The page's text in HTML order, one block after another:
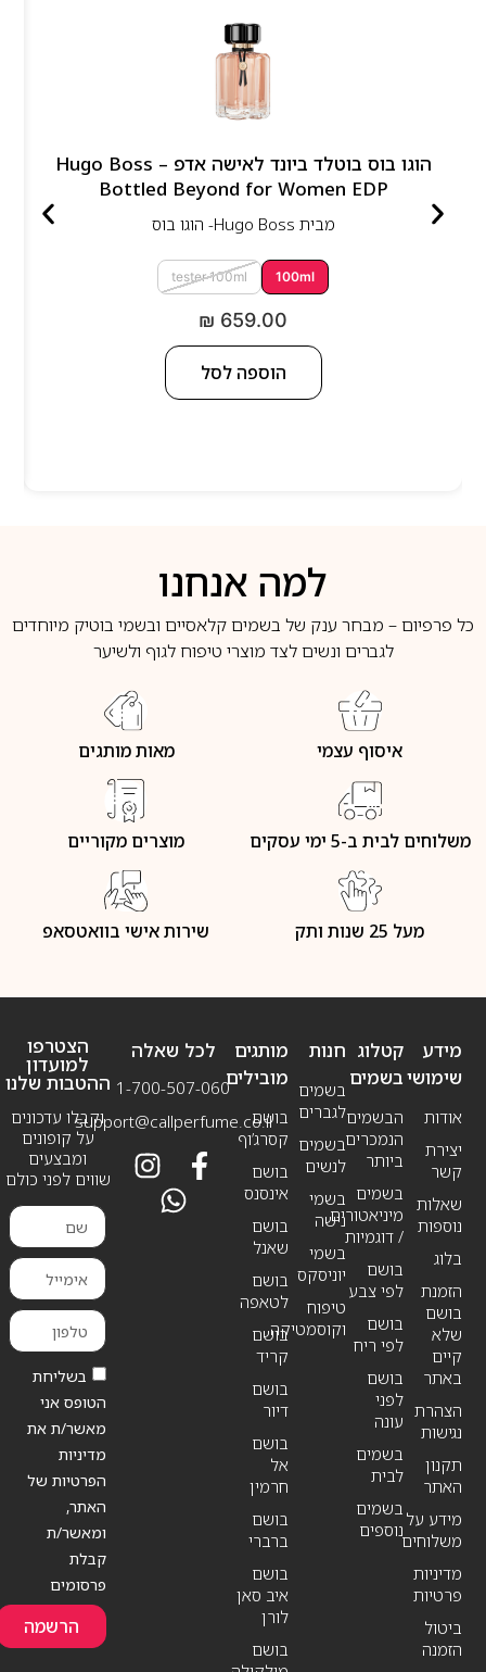
הוגו בוס בוטלד ביונד לאישה אדפ – Hugo Boss
Bottled Beyond for Women EDP
מבית Hugo Boss- הוגו בוס
100ml
tester 100ml
₪ 659.00
הוספה לסל
למה אנחנו
כל פרפיום – מבחר ענק של בשמים קלאסיים ובשמי בוטיק מיוחדים
לגברים ונשים לצד מוצרי טיפוח לגוף ולשיער
איסוף עצמי מאות מותגים
משלוחים לבית ב-5 ימי עסקים מוצרים מקוריים
מעל 25 שנות ותק שירות אישי בוואטסאפ
מידע
שימושי
אודות
יצירת
קשר
שאלות
נוספות
בלוג
הזמנת
בושם
שלא
קיים
באתר
הצהרת
נגישות
תקנון
האתר
מידע על
משלוחים
מדיניות
פרטיות
ביטול
הזמנה
חנות
בשמים
לגברים
בשמים
לנשים
בשמי
נישה
בשמי
יוניסקס
טיפוח
וקוסמטיקה
קטלוג
בשמים
הבשמים
הנמכרים
ביותר
בשמים
מיניאטורים
/ דוגמיות
בושם
לפי צבע
בושם
לפי ריח
בושם
לפני
עונה
בשמים
לבית
בשמים
נוספים
מותגים
מובילים
בושם
קסרג’וף
בושם
אינסנס
בושם
שאנל
בושם
לטאפה
בושם
קריד
בושם
דיור
בושם
אל
חרמין
בושם
ברברי
בושם
איב סאן
לורן
בושם
לכל שאלה
1-700-507-060
support@callperfume.co.il
הצטרפו
למועדון
ההטבות שלנו
וקבלו עדכונים
על קופונים
ומבצעים
שווים לפני כולם
בשליחת
הטופס אני
מאשר/ת את
מדיניות
הפרטיות של
האתר,
ומאשר/ת
קבלת
פרסומים
הרשמה